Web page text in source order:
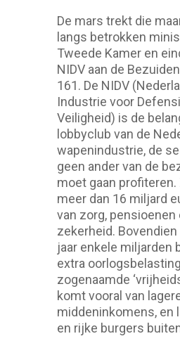
De mars trekt die
langs betrokken
Tweede Kamer en
NIDV aan de
161. De NIDV
Industrie voor
Veiligheid) is de
lobbyclub van de
wapenindustrie, de
geen ander van de
moet gaan profiteren.
meer dan 16 miljard
van zorg, pensioenen
zekerheid.
jaar enkele miljarden
extra
zogenaamde
komt vooral van
middeninkomens, en
en rijke burgers